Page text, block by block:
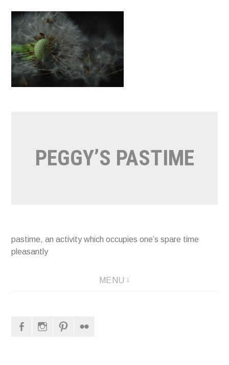
Naar
de
inhoud
springen
PEGGY’S PASTIME
pastime, an activity which occupies one’s spare time
pleasantly
MENU
FacebookInstagram